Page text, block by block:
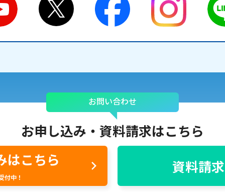
お問い合わせ
お申し込み・ 資料請求はこちら
はこちら
付中！
資料請